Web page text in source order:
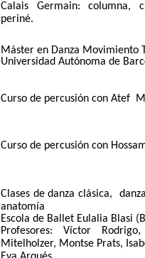
Calais Germain: columna,
periné.
Máster en Danza Movimiento
Universidad Autónoma de
Curso de percusión con Atef
Curso de percusión con
Clases de danza clásica,
anatomía
Escola de Ballet Eulalia Blasi
Profesores: Víctor
Mitelholzer, Montse Prats,